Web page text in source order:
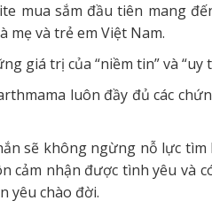
mua sắm đầu tiên mang
mẹ và trẻ em Việt Nam.
giá trị của “niềm tin” và “uy
luôn đầy đủ các
sẽ không ngừng nỗ lực
cảm nhận được tình yêu
yêu chào đời.